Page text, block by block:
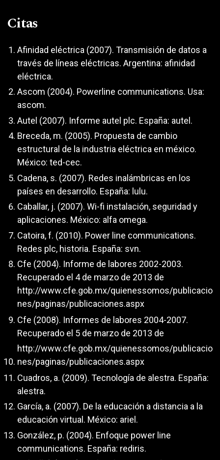
Citas
Afinidad eléctrica (2007). Transmisión de datos a
través de líneas eléctricas. Argentina: afinidad
eléctrica.
Ascom (2004). Powerline communications. Usa:
ascom.
Autel (2007). Informe autel plc. España: autel.
Breceda, m. (2005). Propuesta de cambio
estructural de la industria eléctrica en méxico.
México: ted-cec.
Cadena, s. (2007). Redes inalámbricas en los
países en desarrollo. España: lulu.
Caballar, j. (2007). Wi-fi instalación, seguridad y
aplicaciones. México: alfa omega.
Catoira, f. (2010). Power line communications.
Redes plc, historia. España: svn.
Cfe (2004). Informe de labores 2002-2003.
Recuperado el 4 de marzo de 2013 de
http://www.cfe.gob.mx/quienessomos/publicacio
nes/paginas/publicaciones.aspx
Cfe (2008). Informes de labores 2004-2007.
Recuperado el 5 de marzo de 2013 de
http://www.cfe.gob.mx/quienessomos/publicacio
nes/paginas/publicaciones.aspx
Cuadros, a. (2009). Tecnología de alestra. España:
alestra.
García, a. (2007). De la educación a distancia a la
educación virtual. México: ariel.
González, p. (2004). Enfoque power line
communications. España: rediris.